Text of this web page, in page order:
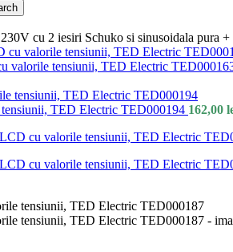
cu 2 iesiri Schuko si sinusoidala
valorile tensiunii, TED Electric
TED Electric TED000194 162,00